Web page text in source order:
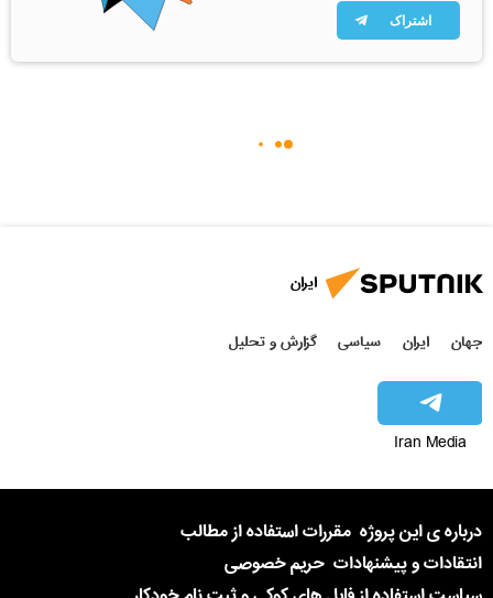
اشتراک
ایران
جهان ایران سیاسی گزارش و تحلیل
Iran Media
درباره ی این پروژه مقررات استفاده از مطالب
انتقادات و پیشنهادات حریم خصوصی